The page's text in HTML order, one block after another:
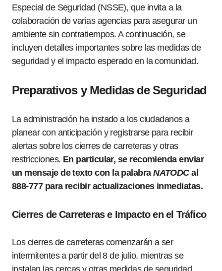
Especial de Seguridad (NSSE), que invita a la
colaboración de varias agencias para asegurar un
ambiente sin contratiempos. A continuación, se
incluyen detalles importantes sobre las medidas de
seguridad y el impacto esperado en la comunidad.
Preparativos y Medidas de Seguridad
La administración ha instado a los ciudadanos a
planear con anticipación y registrarse para recibir
alertas sobre los cierres de carreteras y otras
restricciones. En particular, se recomienda enviar
un mensaje de texto con la palabraNATODCal
888-777 para recibir actualizaciones inmediatas.
Cierres de Carreteras e Impacto en el Tráfico
Los cierres de carreteras comenzarán a ser
intermitentes a partir del 8 de julio, mientras se
instalan las cercas y otras medidas de seguridad